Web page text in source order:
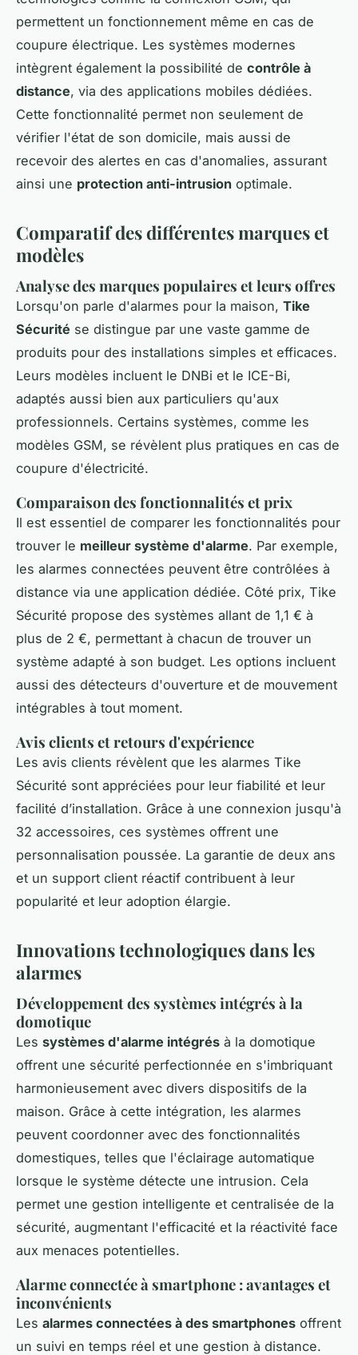
permettent un fonctionnement même en cas de
coupure électrique. Les systèmes modernes
intègrent également la possibilité de contrôle à
distance, via des applications mobiles dédiées.
Cette fonctionnalité permet non seulement de
vérifier l'état de son domicile, mais aussi de
recevoir des alertes en cas d'anomalies, assurant
ainsi une protection anti-intrusion optimale.
Comparatif des différentes marques et
modèles
Analyse des marques populaires et leurs offres
Lorsqu'on parle d'alarmes pour la maison, Tike
Sécurité se distingue par une vaste gamme de
produits pour des installations simples et efficaces.
Leurs modèles incluent le DNBi et le ICE-Bi,
adaptés aussi bien aux particuliers qu'aux
professionnels. Certains systèmes, comme les
modèles GSM, se révèlent plus pratiques en cas de
coupure d'électricité.
Comparaison des fonctionnalités et prix
Il est essentiel de comparer les fonctionnalités pour
trouver le meilleur système d'alarme. Par exemple,
les alarmes connectées peuvent être contrôlées à
distance via une application dédiée. Côté prix, Tike
Sécurité propose des systèmes allant de 1,1 € à
plus de 2 €, permettant à chacun de trouver un
système adapté à son budget. Les options incluent
aussi des détecteurs d'ouverture et de mouvement
intégrables à tout moment.
Avis clients et retours d'expérience
Les avis clients révèlent que les alarmes Tike
Sécurité sont appréciées pour leur fiabilité et leur
facilité d’installation. Grâce à une connexion jusqu'à
32 accessoires, ces systèmes offrent une
personnalisation poussée. La garantie de deux ans
et un support client réactif contribuent à leur
popularité et leur adoption élargie.
Innovations technologiques dans les
alarmes
Développement des systèmes intégrés à la
domotique
Les systèmes d'alarme intégrés à la domotique
offrent une sécurité perfectionnée en s'imbriquant
harmonieusement avec divers dispositifs de la
maison. Grâce à cette intégration, les alarmes
peuvent coordonner avec des fonctionnalités
domestiques, telles que l'éclairage automatique
lorsque le système détecte une intrusion. Cela
permet une gestion intelligente et centralisée de la
sécurité, augmentant l'efficacité et la réactivité face
aux menaces potentielles.
Alarme connectée à smartphone : avantages et
inconvénients
Les alarmes connectées à des smartphones offrent
un suivi en temps réel et une gestion à distance.